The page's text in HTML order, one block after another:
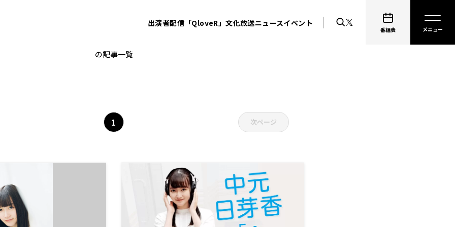
出演者配信「QloveR」文化放送ニュースイベント
番組表
中元日芽香の「な」
の記事一覧
1 次ページ